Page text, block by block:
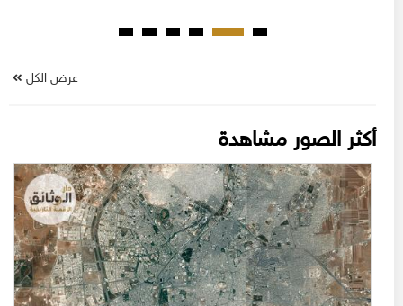
عرض الكل
أكثر الصور مشاهدة